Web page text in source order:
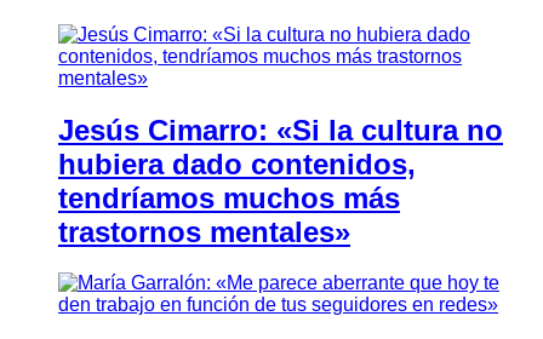
Jesús Cimarro: «Si la cultura no
hubiera dado contenidos,
tendríamos muchos más
trastornos mentales»